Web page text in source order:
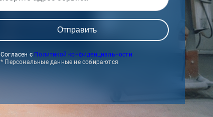
Согласен с Политикой конфиденциальности
* Персональные данные не собираются